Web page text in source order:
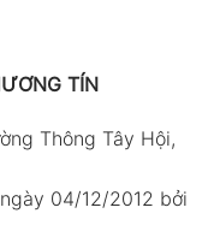
TÍN
Thông Tây Hội,
04/12/2012 bởi